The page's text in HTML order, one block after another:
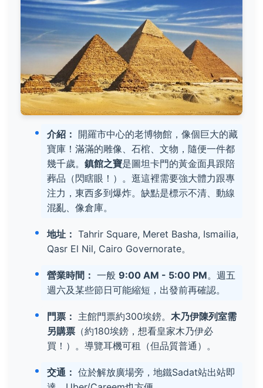
介紹： 開羅市中心的老博物館，像個巨大的藏
寶庫！滿滿的雕像、石棺、文物，隨便一件都
幾千歲。 鎮館之寶是圖坦卡門的黃金面具跟陪
葬品（閃瞎眼！）。逛這裡需要強大體力跟專
注力，東西多到爆炸。缺點是標示不清、動線
混亂、像倉庫。
地址： Tahrir Square, Meret Basha, Ismailia,
Qasr El Nil, Cairo Governorate。
營業時間： 一般 9:00 AM - 5:00 PM。週五
週六及某些節日可能縮短，出發前再確認。
門票： 主館門票約300埃鎊。 木乃伊陳列室需
另購票 （約180埃鎊，想看皇家木乃伊必
買！）。導覽耳機可租（但品質普通）。
交通： 位於解放廣場旁，地鐵Sadat站出站即